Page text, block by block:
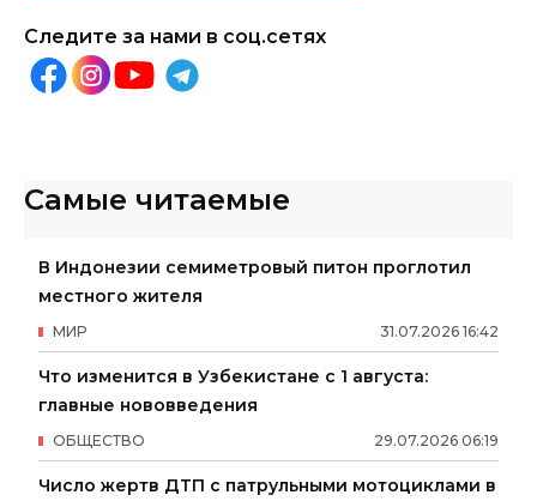
Следите за нами в соц.сетях
Самые читаемые
В Индонезии семиметровый питон проглотил
местного жителя
31.07.2026 16:42
МИР
Что изменится в Узбекистане с 1 августа:
главные нововведения
29.07.2026 06:19
ОБЩЕСТВО
Число жертв ДТП с патрульными мотоциклами в